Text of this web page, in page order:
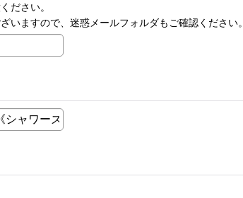
ださい。
いますので、迷惑メールフォルダもご確認ください。